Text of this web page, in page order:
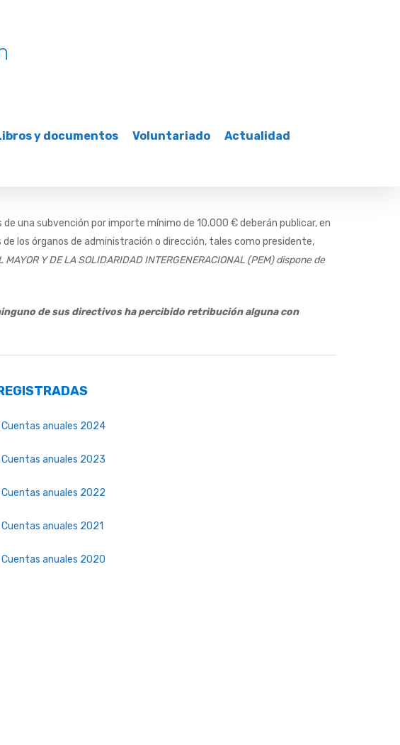
y documentos Voluntariado Actualidad
una subvención por importe mínimo de 10.000 € deberán publicar, en
los órganos de administración o dirección, tales como presidente,
MAYOR Y DE LA SOLIDARIDAD INTERGENERACIONAL (PEM) dispone de
de sus directivos ha percibido retribución alguna con
anuales 2024
anuales 2023
anuales 2022
anuales 2021
anuales 2020